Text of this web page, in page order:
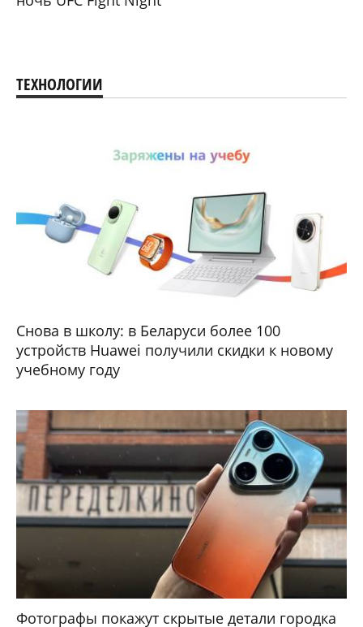
ТЕХНОЛОГИИ
Снова в школу: в Беларуси более 100
устройств Huawei получили скидки к новому
учебному году
Фотографы покажут скрытые детали городка